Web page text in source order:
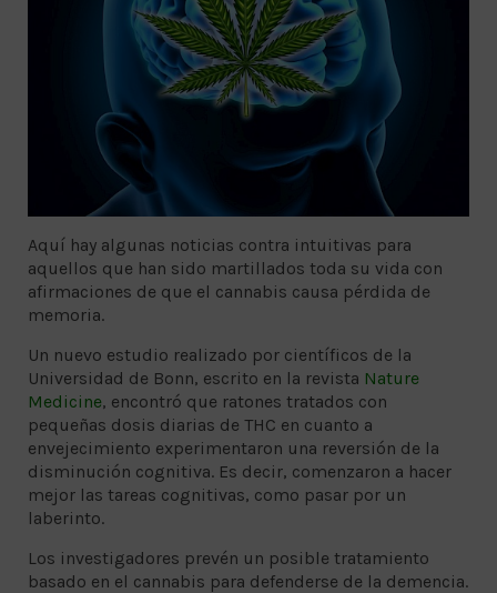
Aquí hay algunas noticias contra intuitivas para
aquellos que han sido martillados toda su vida con
afirmaciones de que el cannabis causa pérdida de
memoria.
Un nuevo estudio realizado por científicos de la
Universidad de Bonn, escrito en la revista Nature
Medicine, encontró que ratones tratados con
pequeñas dosis diarias de THC en cuanto a
envejecimiento experimentaron una reversión de la
disminución cognitiva. Es decir, comenzaron a hacer
mejor las tareas cognitivas, como pasar por un
laberinto.
Los investigadores prevén un posible tratamiento
basado en el cannabis para defenderse de la demencia.